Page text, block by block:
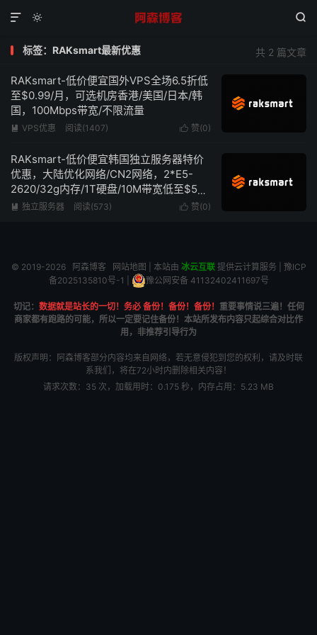
 

共 2 篇文章
标签：RAKsmart最新优惠
RAKsmart-低价便宜国外VPS全场6.5折低
至$0.99/月，可选机房香港/美国/日本/韩
国，100Mbps带宽/不限流量
 赞(0)
 VPS优惠 阅读(1407)
RAKsmart-低价便宜韩国独立服务器特价
优惠，大陆优化网络/CN2网络，2*E5-
2620/32g内存/1T硬盘/10M带宽低至$59/
月
 赞(0)
 独立服务器 阅读(573)
© 2019-2026 阿森博客 网站地图 | 本站由 冰云互联提供云计算服务 | 豫ICP
备2025135810号-1
豫公网安备 41132402411697号
切记： 数据就是站长的一切！务必 备份！备份！备份！ 重要事情说三遍！任何
商家都有跑路的可能，所以一定要记住备份！本站所发布内容只起综合对比作
用，非推荐引导行为
版权声明：阿森博客部分内容均来自网络，若无意侵犯到您的权利，请及时联
系我们，将在72小时内删除相关内容！
请求次数：35 次，加载用时：0.175 秒，内存占用：5.23 MB